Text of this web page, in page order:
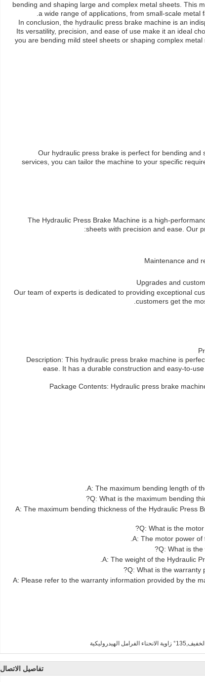
bending and shaping large and complex metal sheets. This
a wide range of applications, from small-scale metal
In conclusion, the hydraulic press brake machine is an
Its versatility, precision, and ease of use make it an ideal
you are bending mild steel sheets or shaping complex
Our hydraulic press brake is perfect for bending
services, you can tailor the machine to your specific
The Hydraulic Press Brake Machine is a high-
sheets with precision and ease. Our
Maintenance and
Upgrades and
Our team of experts is dedicated to providing exceptional
customers get the
Description: This hydraulic press brake machine is
ease. It has a durable construction and easy-to-
Package Contents: Hydraulic press brake
A: The maximum bending length of
Q: What is the maximum bending
A: The maximum bending thickness of the Hydraulic Press
Q: What is the
A: The motor power of
Q: What is the
A: The weight of the Hydraulic
Q: What is the warranty
A: Please refer to the warranty information provided by the
تفاصيل الاتصال